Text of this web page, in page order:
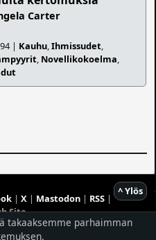
Carter
| Kauhu,Ihmissudet,
, Novellikokoelma,
^ Ylös
| X| Mastodon| RSS|
Site
Planeetta Internet Oy
takaaksemme parhaimman